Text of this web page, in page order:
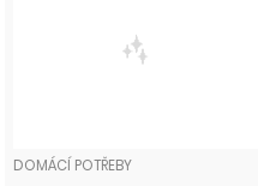
DOMÁCÍ POTŘEBY